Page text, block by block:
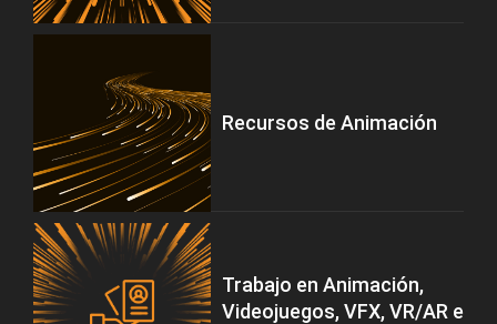
Recursos de Animación
Trabajo en Animación,
Videojuegos, VFX, VR/AR e